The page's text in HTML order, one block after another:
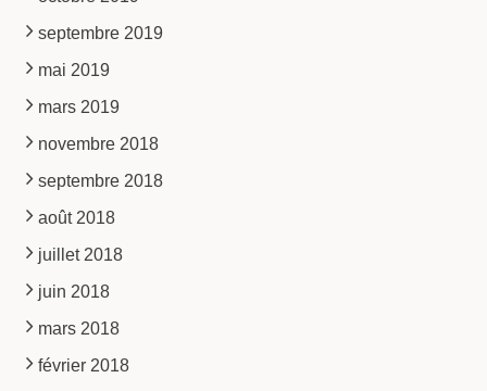
septembre 2019
mai 2019
mars 2019
novembre 2018
septembre 2018
août 2018
juillet 2018
juin 2018
mars 2018
février 2018